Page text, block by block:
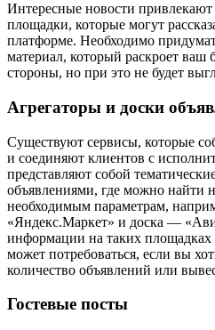
Интересные новости
площадки, которые могут
платформе. Необходимо
материал, который раскроет ваш
стороны, но при это не будет
Агрегаторы и доски
Существуют сервисы, которые
и соединяют клиентов с
представляют собой
объявлениями, где можно найти
необходимым параметрам,
«Яндекс.Маркет» и доска —
информации на таких площадках
может потребоваться, если вы
количество объявлений или
Гостевые посты